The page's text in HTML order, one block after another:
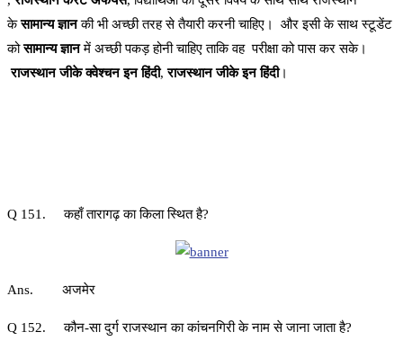
केसामान्य ज्ञानकी भी अच्छी तरह से तैयारी करनी चाहिए। और इसी के साथ स्टूडेंट
कोसामान्य ज्ञानमें अच्छी पकड़ होनी चाहिए ताकि वह परीक्षा को पास कर सके।
राजस्थान जीके क्वेश्चन इन हिंदी,राजस्थान जीके इन हिंदी।
Q 151. कहाँ तारागढ़ का किला स्थित है?
Ans. अजमेर
Q 152. कौन-सा दुर्ग राजस्थान का कांचनगिरी के नाम से जाना जाता है?